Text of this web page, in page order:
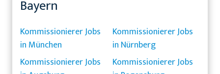
Bayern
Kommissionierer Jobs
in München
Kommissionierer Jobs
in Nürnberg
Kommissionierer Jobs
Kommissionierer Jobs